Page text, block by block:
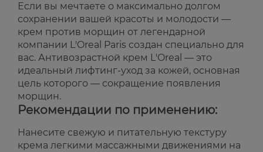
Если вы мечтаете о максимально долгом
сохранении вашей красоты и молодости —
крем против морщин от легендарной
компании L'Oreal Paris создан специально для
вас. Антивозрастной крем L'Oreal — это
идеальный лифтинг-уход за кожей, основная
цель которого — сокращение появления
морщин.
Рекомендации по применению:
Нанесите свежую и питательную текстуру
крема легкими массажными движениями на